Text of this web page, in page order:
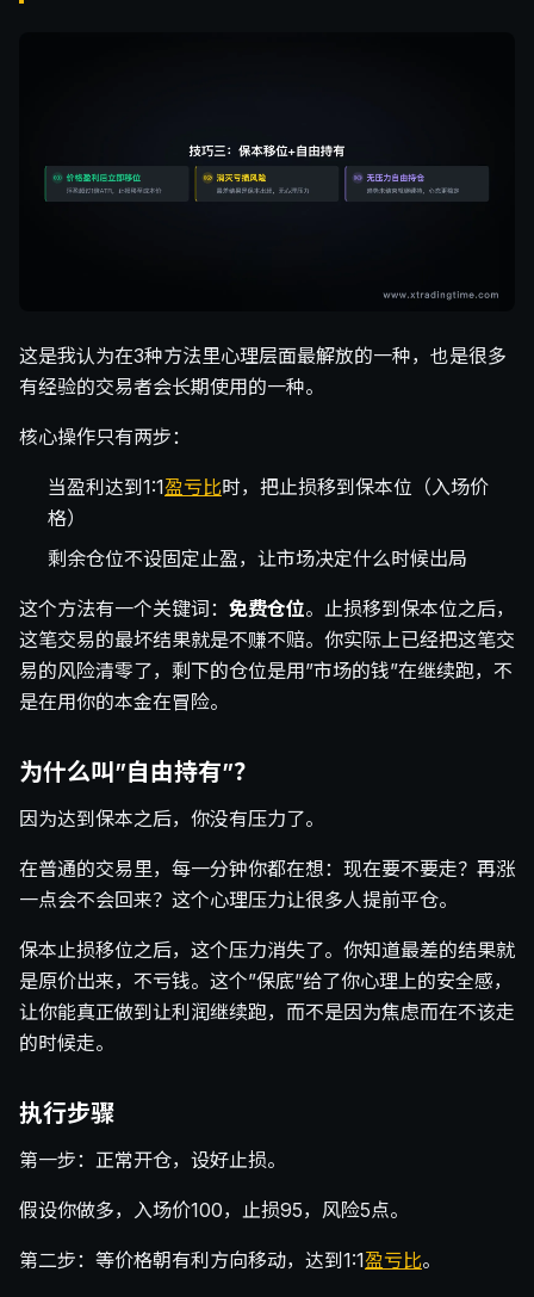
这是我认为在3种方法里心理层面最解放的一种，也是很多
有经验的交易者会长期使用的一种。
核心操作只有两步：
当盈利达到1:1盈亏比时，把止损移到保本位（入场价
格）
剩余仓位不设固定止盈，让市场决定什么时候出局
这个方法有一个关键词： 免费仓位。止损移到保本位之后，
这笔交易的最坏结果就是不赚不赔。你实际上已经把这笔交
易的风险清零了，剩下的仓位是用”市场的钱”在继续跑，不
是在用你的本金在冒险。
为什么叫”自由持有”？
因为达到保本之后，你没有压力了。
在普通的交易里，每一分钟你都在想：现在要不要走？再涨
一点会不会回来？这个心理压力让很多人提前平仓。
保本止损移位之后，这个压力消失了。你知道最差的结果就
是原价出来，不亏钱。这个”保底”给了你心理上的安全感，
让你能真正做到让利润继续跑，而不是因为焦虑而在不该走
的时候走。
执行步骤
第一步：正常开仓，设好止损。
假设你做多，入场价100，止损95，风险5点。
第二步：等价格朝有利方向移动，达到1:1盈亏比。